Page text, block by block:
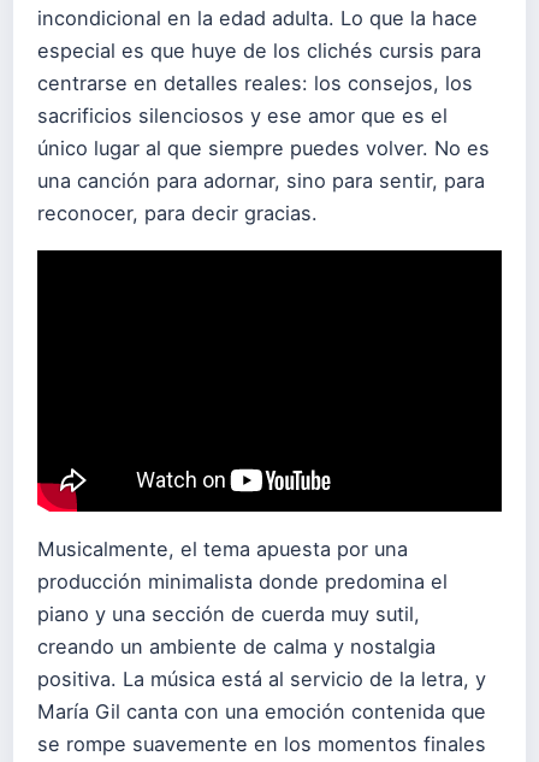
incondicional en la edad adulta. Lo que la hace
especial es que huye de los clichés cursis para
centrarse en detalles reales: los consejos, los
sacrificios silenciosos y ese amor que es el
único lugar al que siempre puedes volver. No es
una canción para adornar, sino para sentir, para
reconocer, para decir gracias.
Musicalmente, el tema apuesta por una
producción minimalista donde predomina el
piano y una sección de cuerda muy sutil,
creando un ambiente de calma y nostalgia
positiva. La música está al servicio de la letra, y
María Gil canta con una emoción contenida que
se rompe suavemente en los momentos finales